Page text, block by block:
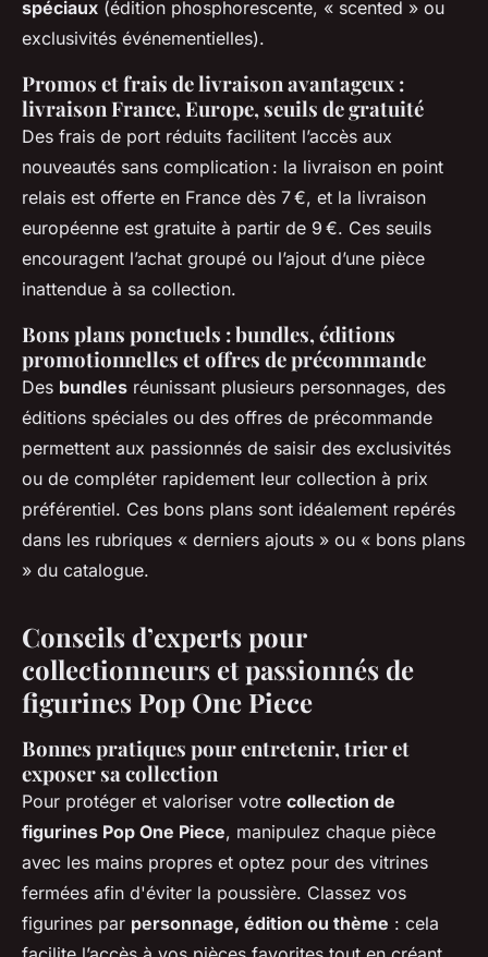
spéciaux (édition phosphorescente, « scented » ou
exclusivités événementielles).
Promos et frais de livraison avantageux :
livraison France, Europe, seuils de gratuité
Des frais de port réduits facilitent l’accès aux
nouveautés sans complication : la livraison en point
relais est offerte en France dès 7 €, et la livraison
européenne est gratuite à partir de 9 €. Ces seuils
encouragent l’achat groupé ou l’ajout d’une pièce
inattendue à sa collection.
Bons plans ponctuels : bundles, éditions
promotionnelles et offres de précommande
Des bundles réunissant plusieurs personnages, des
éditions spéciales ou des offres de précommande
permettent aux passionnés de saisir des exclusivités
ou de compléter rapidement leur collection à prix
préférentiel. Ces bons plans sont idéalement repérés
dans les rubriques « derniers ajouts » ou « bons plans
» du catalogue.
Conseils d’experts pour
collectionneurs et passionnés de
figurines Pop One Piece
Bonnes pratiques pour entretenir, trier et
exposer sa collection
Pour protéger et valoriser votre collection de
figurines Pop One Piece, manipulez chaque pièce
avec les mains propres et optez pour des vitrines
fermées afin d'éviter la poussière. Classez vos
figurines par personnage, édition ou thème : cela